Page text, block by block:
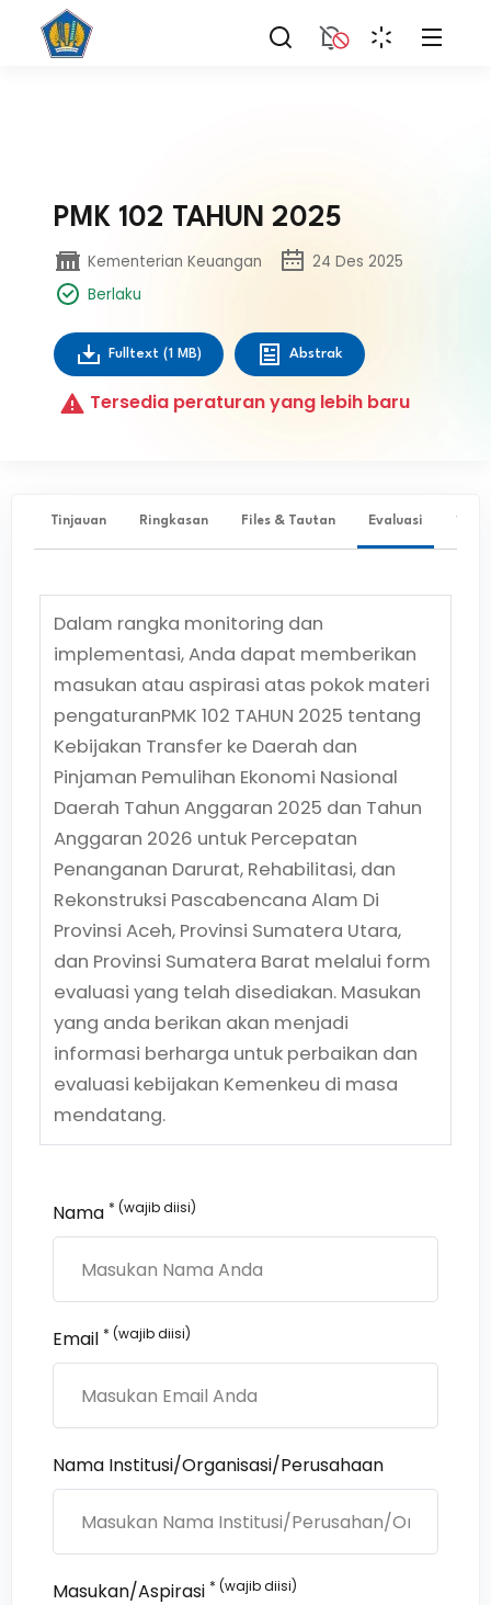
PMK 102 TAHUN 2025
Kementerian Keuangan
24 Des 2025
Berlaku
Fulltext (1 MB) Abstrak
Tersedia peraturan yang lebih baru
Tinjauan Ringkasan Files & Tautan Evaluasi ✨
Dalam rangka monitoring dan
implementasi, Anda dapat memberikan
masukan atau aspirasi atas pokok materi
pengaturanPMK 102 TAHUN 2025 tentang
Kebijakan Transfer ke Daerah dan
Pinjaman Pemulihan Ekonomi Nasional
Daerah Tahun Anggaran 2025 dan Tahun
Anggaran 2026 untuk Percepatan
Penanganan Darurat, Rehabilitasi, dan
Rekonstruksi Pascabencana Alam Di
Provinsi Aceh, Provinsi Sumatera Utara,
dan Provinsi Sumatera Barat melalui form
evaluasi yang telah disediakan. Masukan
yang anda berikan akan menjadi
informasi berharga untuk perbaikan dan
evaluasi kebijakan Kemenkeu di masa
mendatang.
Nama * (wajib diisi)
Email * (wajib diisi)
Nama Institusi/Organisasi/Perusahaan
Masukan/Aspirasi * (wajib diisi)